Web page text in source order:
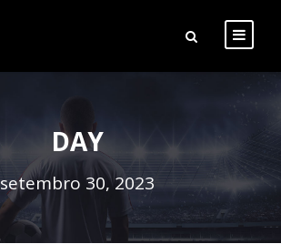
DAY
setembro 30, 2023